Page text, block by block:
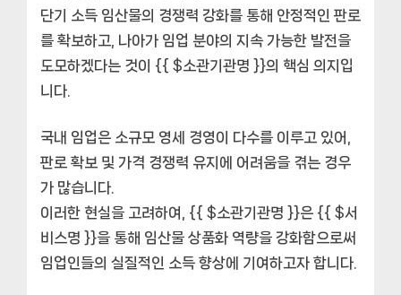
단기 소득 임산물의 경쟁력 강화를 통해 안정적인 판로
를 확보하고, 나아가 임업 분야의 지속 가능한 발전을
도모하겠다는 것이 {{ $소관기관명 }}의 핵심 의지입
니다.
국내 임업은 소규모 영세 경영이 다수를 이루고 있어,
판로 확보 및 가격 경쟁력 유지에 어려움을 겪는 경우
가 많습니다.
이러한 현실을 고려하여, {{ $소관기관명 }}은 {{ $서
비스명 }}을 통해 임산물 상품화 역량을 강화함으로써
임업인들의 실질적인 소득 향상에 기여하고자 합니다.